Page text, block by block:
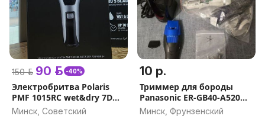
150 р. 90 р. -40%
Электробритва Polaris
PMF 1015RC wet&dry 7D
PROF 3
Минск, Советский
10 р.
Триммер для бороды
Panasonic ER-GB40-A520
запчасти
Минск, Фрунзенский